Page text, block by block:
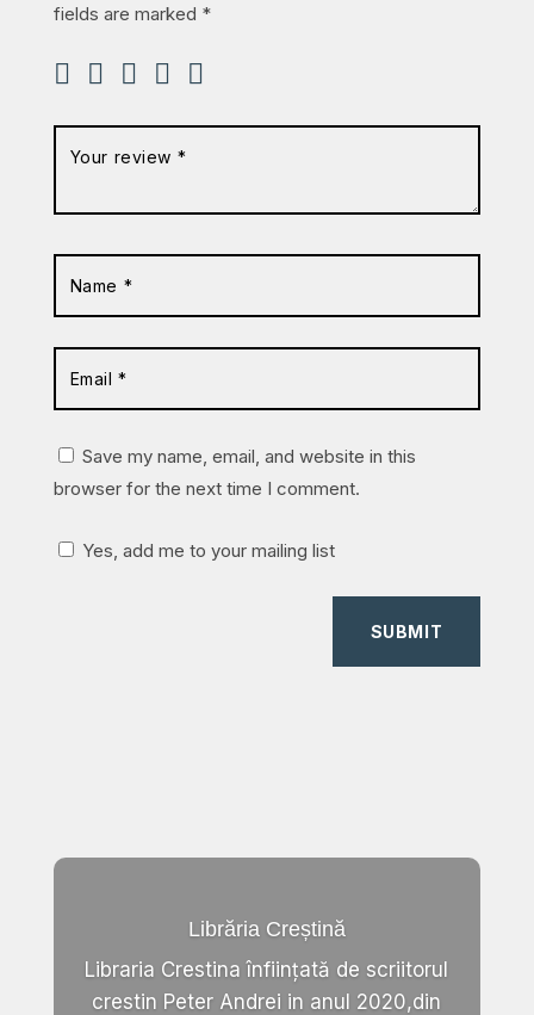
fields are marked *
Save my name, email, and website in this
browser for the next time I comment.
Yes, add me to your mailing list
SUBMIT
Librăria Creștină
Libraria Crestina înființată de scriitorul
crestin Peter Andrei in anul 2020,din